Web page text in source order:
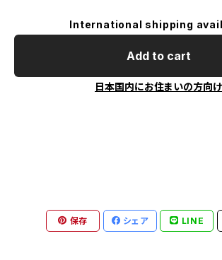
International shipping
Add to cart
日本国内にお住まいの方向け
保存 シェア LINE